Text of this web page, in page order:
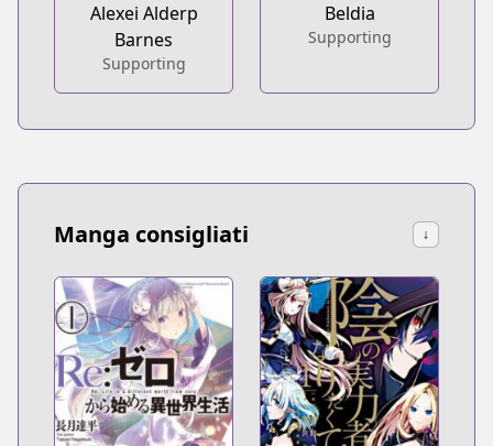
Alexei Alderp
Barnes
Supporting
Beldia
Supporting
Manga consigliati ↓